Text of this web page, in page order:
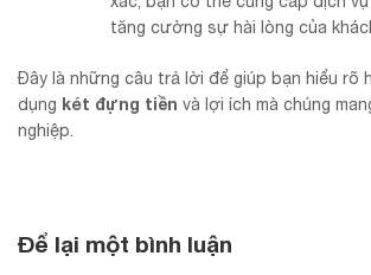
tăng cường sự hài lòng của
Đây là những câu trả lời để giúp bạn hiểu rõ
dụng két đựng tiền và lợi ích mà chúng
nghiệp.
Để lại một bình luận